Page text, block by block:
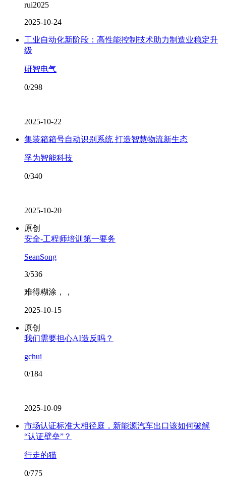
rui2025
2025-10-24
工业自动化新阶段：高性能控制技术助力制造业稳定升
级
研智电气
0/298
2025-10-22
集装箱箱号自动识别系统 打造智慧物流新生态
孚为智能科技
0/340
2025-10-20
原创
安全-工程师培训第一要务
SeanSong
3/536
难得糊涂，，
2025-10-15
原创
我们需要担心AI造反吗？
gchui
0/184
2025-10-09
市场认证标准大相径庭，新能源汽车出口该如何破解
“认证壁垒”？
行走的猫
0/775